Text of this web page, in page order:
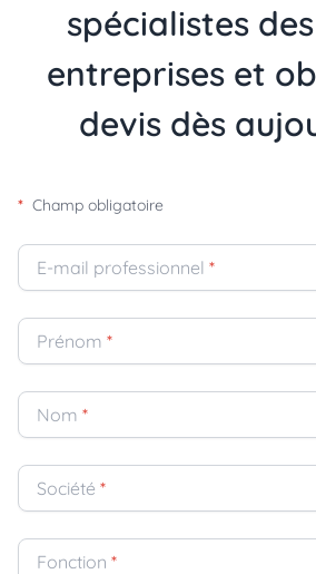
spécialistes
entreprises et
devis dès
* Champ obligatoire
E-mail professionnel *
Prénom *
Nom *
Société *
Fonction *